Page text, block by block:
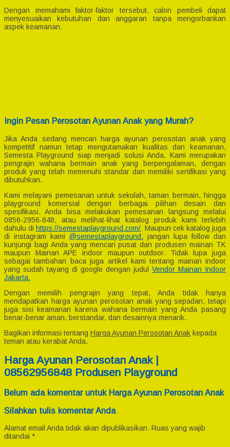
Dengan memahami faktor-faktor tersebut, calon pembeli dapat
menyesuaikan kebutuhan dan anggaran tanpa mengorbankan
aspek keamanan.
Ingin Pesan Perosotan Ayunan Anak yang Murah?
Jika Anda sedang mencari harga ayunan perosotan anak yang
kompetitif namun tetap mengutamakan kualitas dan keamanan,
Semesta Playground siap menjadi solusi Anda. Kami merupakan
pengrajin wahana bermain anak yang berpengalaman, dengan
produk yang telah memenuhi standar dan memiliki sertifikasi yang
dibutuhkan.
Kami melayani pemesanan untuk sekolah, taman bermain, hingga
playground komersial dengan berbagai pilihan desain dan
spesifikasi. Anda bisa melakukan pemesanan langsung melalui
0856-2956-848, atau melihat-lihat katalog produk kami terlebih
dahulu di https://semestaplayground.com/. Maupun cek katalog juga
di instagram kami @semestaplayground. jangan lupa follow dan
kunjungi bagi Anda yang mencari pusat dan produsen mainan TK
maupun Mainan APE indoor maupun outdoor. Tidak lupa juga
sebagai tambahan baca juga artikel kami tentang mainan indoor
yang sudah tayang di google dengan judul Vendor Mainan Indoor
Jakarta.
Dengan memilih pengrajin yang tepat, Anda tidak hanya
mendapatkan harga ayunan perosotan anak yang sepadan, tetapi
juga sisi keamanan karena wahana bermain yang Anda pasang
benar-benar aman, berstandar, dan desainnya menarik.
Bagikan informasi tentang Harga Ayunan Perosotan Anak kepada
teman atau kerabat Anda.
Harga Ayunan Perosotan Anak |
08562956848 Produsen Playground
Belum ada komentar untuk Harga Ayunan Perosotan Anak
Silahkan tulis komentar Anda
Alamat email Anda tidak akan dipublikasikan. Ruas yang wajib
ditandai *